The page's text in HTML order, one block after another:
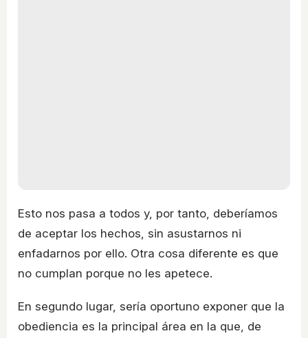
Esto nos pasa a todos y, por tanto, deberíamos
de aceptar los hechos, sin asustarnos ni
enfadarnos por ello. Otra cosa diferente es que
no cumplan porque no les apetece.
En segundo lugar, sería oportuno exponer que la
obediencia es la principal área en la que, de